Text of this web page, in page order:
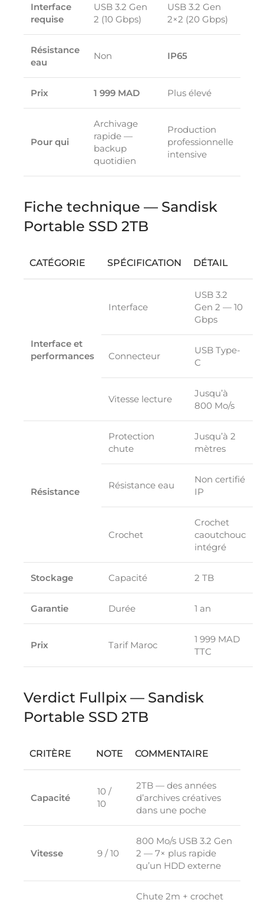
Interface
requise
USB 3.2 Gen
2 (10 Gbps)
USB 3.2 Gen
2×2 (20 Gbps)
Résistance
eau
Non IP65
Prix 1 999 MAD Plus élevé
Pour qui
Archivage
rapide —
backup
quotidien
Production
professionnelle
intensive
Fiche technique — Sandisk
Portable SSD 2TB
CATÉGORIE SPÉCIFICATION DÉTAIL
Interface et
performances
Interface
USB 3.2
Gen 2 — 10
Gbps
Connecteur
USB Type-
C
Vitesse lecture
Jusqu’à
800 Mo/s
Résistance
Protection
chute
Jusqu’à 2
mètres
Résistance eau
Non certifié
IP
Crochet
Crochet
caoutchouc
intégré
Stockage Capacité 2 TB
Garantie Durée 1 an
Prix Tarif Maroc
1 999 MAD
TTC
Verdict Fullpix — Sandisk
Portable SSD 2TB
CRITÈRE NOTE COMMENTAIRE
Capacité
10 /
10
2TB — des années
d’archives créatives
dans une poche
Vitesse 9 / 10
800 Mo/s USB 3.2 Gen
2 — 7× plus rapide
qu’un HDD externe
Chute 2m + crochet